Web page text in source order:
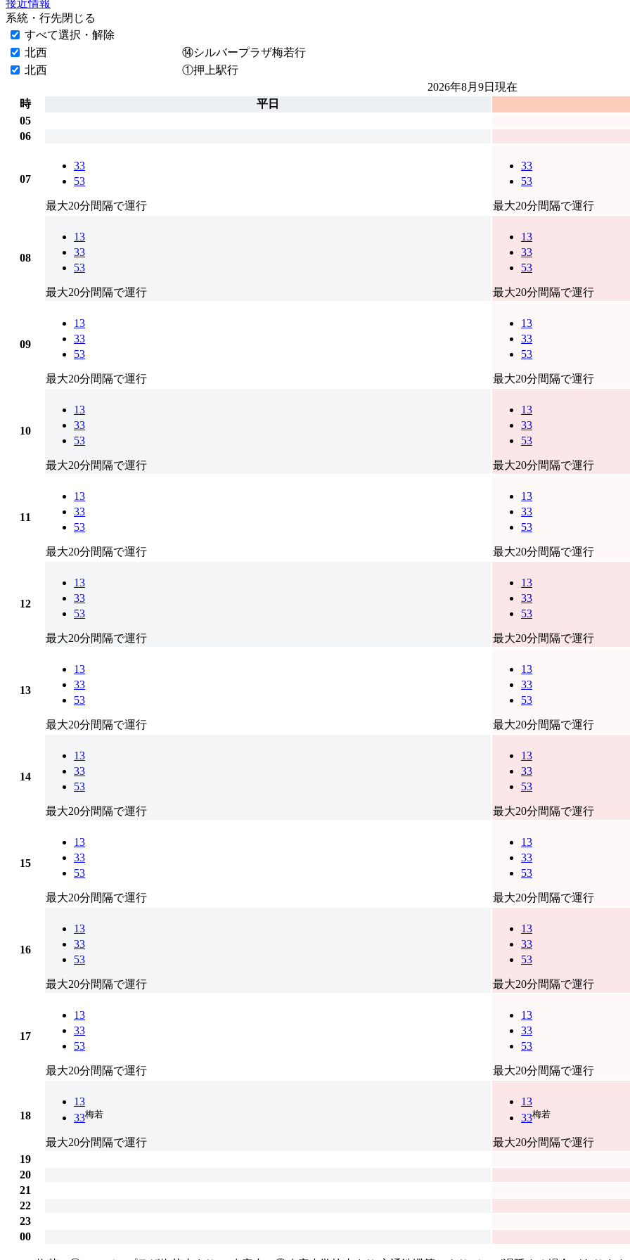
接近情報
系統・行先閉じる
すべて選択・解除
北西
⑭シルバープラザ梅若行
北西
①押上駅行
2026年8月9日 現在
時
平日
05
06
07
33
53
最大20分間隔で運行
33
53
最大20分間隔で運行
08
13
33
53
最大20分間隔で運行
13
33
53
最大20分間隔で運行
09
13
33
53
最大20分間隔で運行
13
33
53
最大20分間隔で運行
10
13
33
53
最大20分間隔で運行
13
33
53
最大20分間隔で運行
11
13
33
53
最大20分間隔で運行
13
33
53
最大20分間隔で運行
12
13
33
53
最大20分間隔で運行
13
33
53
最大20分間隔で運行
13
13
33
53
最大20分間隔で運行
13
33
53
最大20分間隔で運行
14
13
33
53
最大20分間隔で運行
13
33
53
最大20分間隔で運行
15
13
33
53
最大20分間隔で運行
13
33
53
最大20分間隔で運行
16
13
33
53
最大20分間隔で運行
13
33
53
最大20分間隔で運行
17
13
33
53
最大20分間隔で運行
13
33
53
最大20分間隔で運行
18
13
33梅若
最大20分間隔で運行
13
33梅若
最大20分間隔で運行
19
20
21
22
23
00